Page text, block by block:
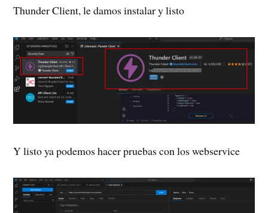
Thunder Client, le damos instalar y listo
Y listo ya podemos hacer pruebas con los webservice